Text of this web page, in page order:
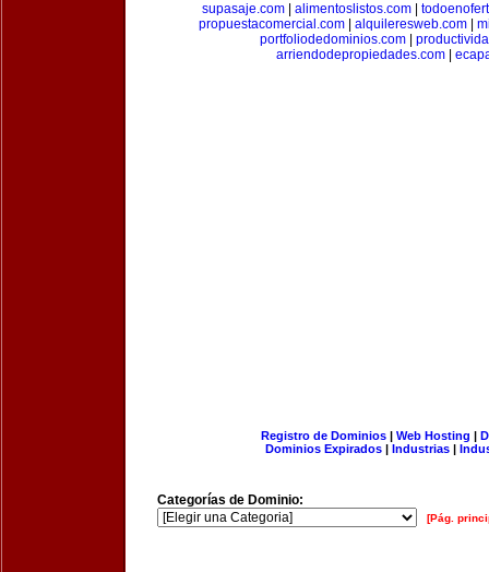
supasaje.com
alimentoslistos.com
propuestacomercial.com
alquileresweb.com
portfoliodedominios.com
arriendodepropiedades.com
Registro de Dominios| Web Hosting |
Dominios Expirados | Industrias |
Categorías de Dominio:
[Pág.